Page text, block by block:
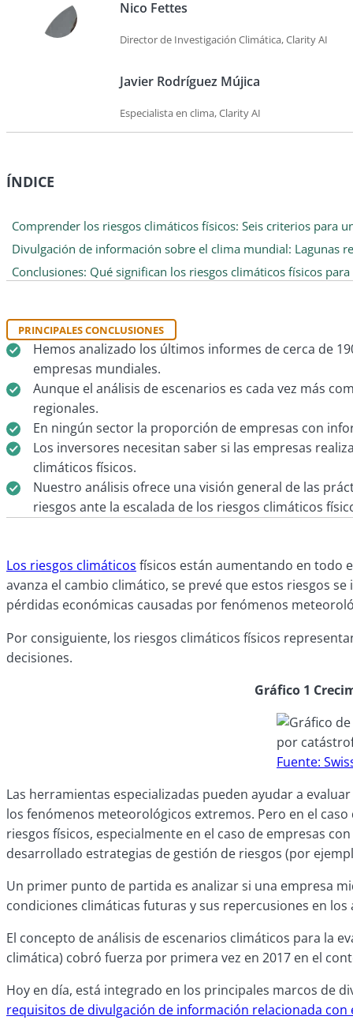
Nico Fettes
Director de Investigación Climática, Clarity AI
Javier Rodríguez Mújica
Especialista en clima, Clarity AI
ÍNDICE
Comprender los riesgos climáticos físicos: Seis criterios para
Divulgación de información sobre el clima mundial: Lagunas
Conclusiones: Qué significan los riesgos climáticos físicos
PRINCIPALES CONCLUSIONES
Hemos analizado los últimos informes de cerca de
empresas mundiales.
Aunque el análisis de escenarios es cada vez más
regionales.
En ningún sector la proporción de empresas con
Los inversores necesitan saber si las empresas
climáticos físicos.
Nuestro análisis ofrece una visión general de las
riesgos ante la escalada de los riesgos climáticos
Los riesgos climáticos físicos están aumentando en todo
avanza el cambio climático, se prevé que estos riesgos
pérdidas económicas causadas por fenómenos
Por consiguiente, los riesgos climáticos físicos
decisiones.
Gráfico 1
Fuente:
Las herramientas especializadas pueden ayudar a
los fenómenos meteorológicos extremos. Pero en el
riesgos físicos, especialmente en el caso de empresas
desarrollado estrategias de gestión de riesgos (por
Un primer punto de partida es analizar si una empresa
condiciones climáticas futuras y sus repercusiones
El concepto de análisis de escenarios climáticos para la
climática) cobró fuerza por primera vez en 2017 en el
Hoy en día, está integrado en los principales marcos de
requisitos de divulgación de información relacionada con